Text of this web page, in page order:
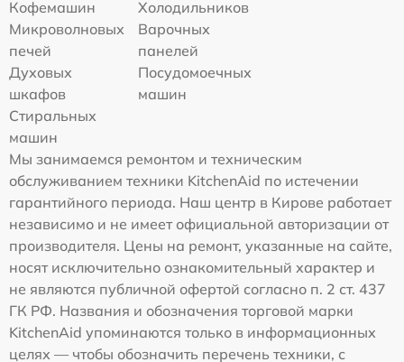
Кофемашин
Холодильников
Микроволновых
печей
Варочных
панелей
Духовых
шкафов
Посудомоечных
машин
Стиральных
машин
Мы занимаемся ремонтом и техническим
обслуживанием техники KitchenAid по истечении
гарантийного периода. Наш центр в Кирове работает
независимо и не имеет официальной авторизации от
производителя. Цены на ремонт, указанные на сайте,
носят исключительно ознакомительный характер и
не являются публичной офертой согласно п. 2 ст. 437
ГК РФ. Названия и обозначения торговой марки
KitchenAid упоминаются только в информационных
целях — чтобы обозначить перечень техники, с